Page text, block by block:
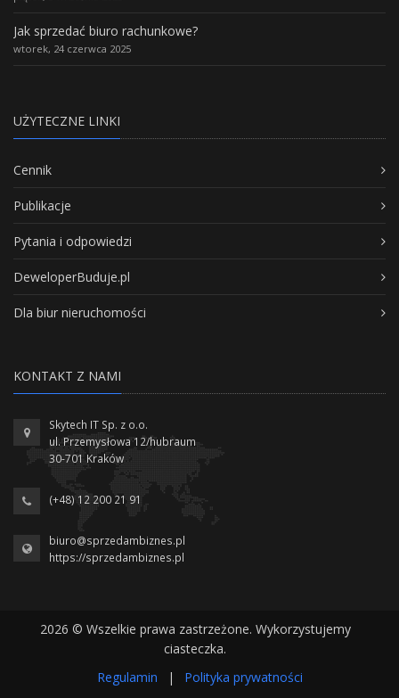
Jak sprzedać biuro rachunkowe?
wtorek, 24 czerwca 2025
UŻYTECZNE LINKI
Cennik
Publikacje
Pytania i odpowiedzi
DeweloperBuduje.pl
Dla biur nieruchomości
KONTAKT Z NAMI
Skytech IT Sp. z o.o.
ul. Przemysłowa 12/hubraum
30-701 Kraków
(+48) 12 200 21 91
biuro@sprzedambiznes.pl
https://sprzedambiznes.pl
2026 © Wszelkie prawa zastrzeżone. Wykorzystujemy
ciasteczka.
Regulamin
| Polityka prywatności